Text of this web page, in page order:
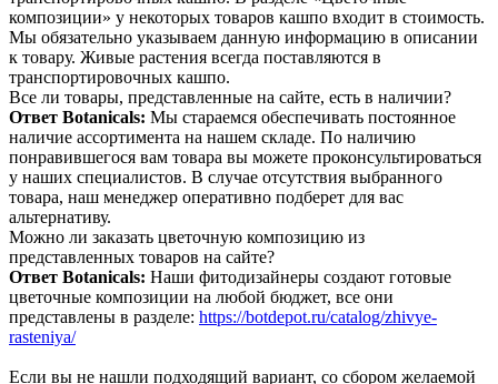
композиции» у некоторых товаров кашпо входит в стоимость.
Мы обязательно указываем данную информацию в описании
к товару. Живые растения всегда поставляются в
транспортировочных кашпо.
Все ли товары, представленные на сайте, есть в наличии?
Ответ Botanicals: Мы стараемся обеспечивать постоянное
наличие ассортимента на нашем складе. По наличию
понравившегося вам товара вы можете проконсультироваться
у наших специалистов. В случае отсутствия выбранного
товара, наш менеджер оперативно подберет для вас
альтернативу.
Можно ли заказать цветочную композицию из
представленных товаров на сайте?
Ответ Botanicals: Наши фитодизайнеры создают готовые
цветочные композиции на любой бюджет, все они
представлены в разделе: https://botdepot.ru/catalog/zhivye-
rasteniya/
Если вы не нашли подходящий вариант, со сбором желаемой